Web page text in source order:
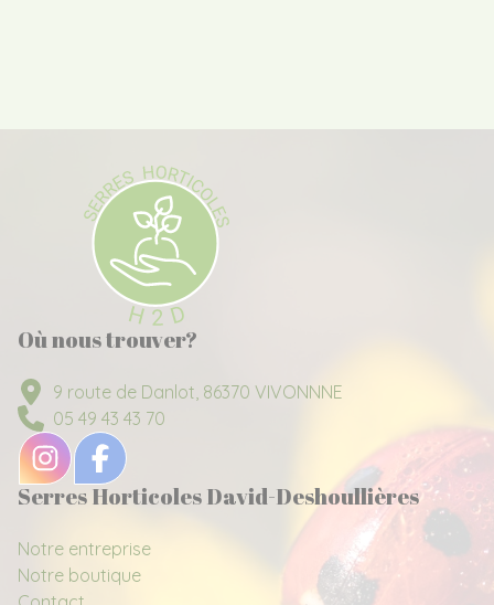
Où nous trouver?
9 route de Danlot, 86370 VIVONNNE
05 49 43 43 70
Serres Horticoles David-Deshoullières
Notre entreprise
Notre boutique